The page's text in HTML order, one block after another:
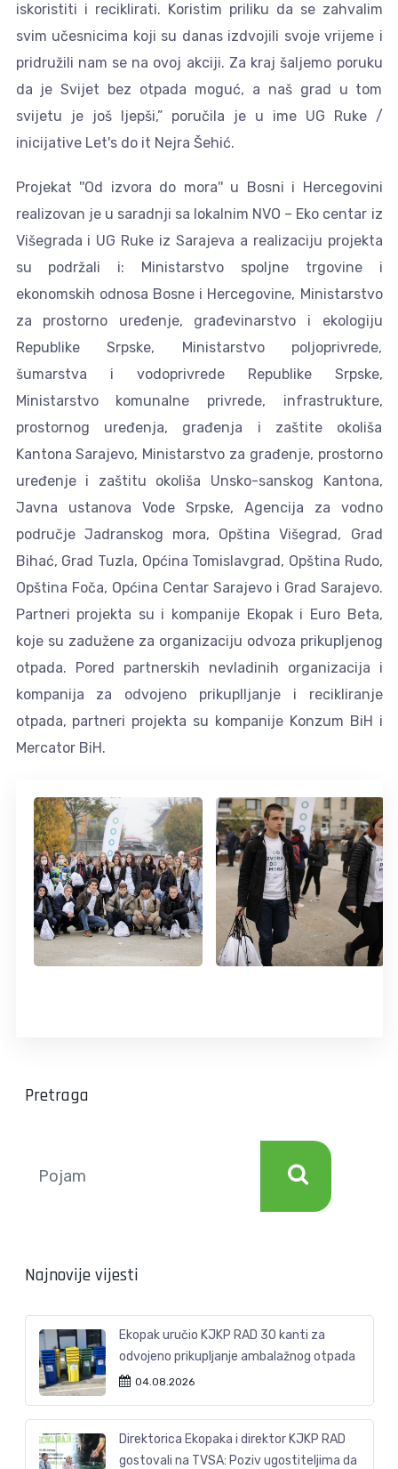
iskoristiti i reciklirati. Koristim priliku da se zahvalim
svim učesnicima koji su danas izdvojili svoje vrijeme i
pridružili nam se na ovoj akciji. Za kraj šaljemo poruku
da je Svijet bez otpada moguć, a naš grad u tom
svijetu je još ljepši,” poručila je u ime UG Ruke /
inicijative Let's do it Nejra Šehić.
Projekat ''Od izvora do mora'' u Bosni i Hercegovini
realizovan je u saradnji sa lokalnim NVO – Eko centar iz
Višegrada i UG Ruke iz Sarajeva a realizaciju projekta
su podržali i: Ministarstvo spoljne trgovine i
ekonomskih odnosa Bosne i Hercegovine, Ministarstvo
za prostorno uređenje, građevinarstvo i ekologiju
Republike Srpske, Ministarstvo poljoprivrede,
šumarstva i vodoprivrede Republike Srpske,
Ministarstvo komunalne privrede, infrastrukture,
prostornog uređenja, građenja i zaštite okoliša
Kantona Sarajevo, Ministarstvo za građenje, prostorno
uređenje i zaštitu okoliša Unsko-sanskog Kantona,
Javna ustanova Vode Srpske, Agencija za vodno
područje Jadranskog mora, Opština Višegrad, Grad
Bihać, Grad Tuzla, Općina Tomislavgrad, Opština Rudo,
Opština Foča, Općina Centar Sarajevo i Grad Sarajevo.
Partneri projekta su i kompanije Ekopak i Euro Beta,
koje su zadužene za organizaciju odvoza prikupljenog
otpada. Pored partnerskih nevladinih organizacija i
kompanija za odvojeno prikuplljanje i recikliranje
otpada, partneri projekta su kompanije Konzum BiH i
Mercator BiH.
Pretraga
Najnovije vijesti
Ekopak uručio KJKP RAD 30 kanti za
odvojeno prikupljanje ambalažnog otpada
04.08.2026
Direktorica Ekopaka i direktor KJKP RAD
gostovali na TVSA: Poziv ugostiteljima da